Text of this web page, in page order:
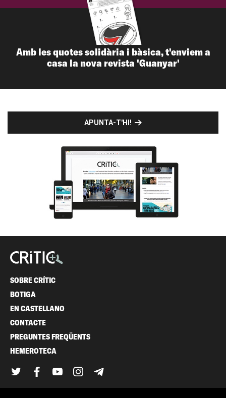
Amb les quotes solidària i bàsica, t'enviem a
casa la nova revista 'Guanyar'
APUNTA-T'HI!
SOBRE CRÍTIC
BOTIGA
EN CASTELLANO
CONTACTE
PREGUNTES FREQÜENTS
HEMEROTECA
TwitterFacebook
YouTubeInstagram